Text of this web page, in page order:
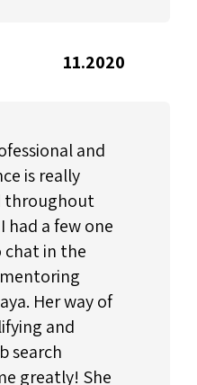
11.2020
and
is really
throughout
had a few one
chat in the
Her way of
and
search
greatly! She